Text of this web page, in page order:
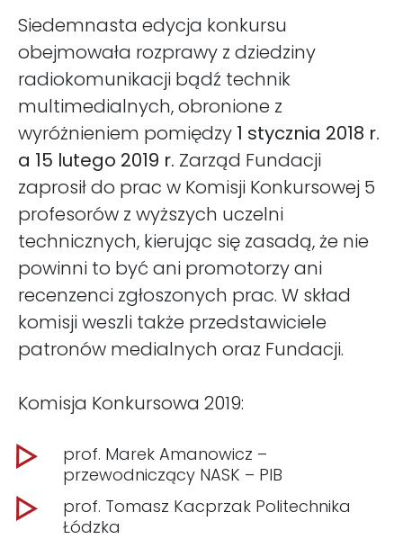
Siedemnasta edycja konkursu
obejmowała rozprawy z dziedziny
radiokomunikacji bądź technik
multimedialnych, obronione z
wyróżnieniem pomiędzy 1 stycznia 2018 r.
a 15 lutego 2019 r. Zarząd Fundacji
zaprosił do prac w Komisji Konkursowej 5
profesorów z wyższych uczelni
technicznych, kierując się zasadą, że nie
powinni to być ani promotorzy ani
recenzenci zgłoszonych prac. W skład
komisji weszli także przedstawiciele
patronów medialnych oraz Fundacji.
Komisja Konkursowa 2019:
prof. Marek Amanowicz –
przewodniczący NASK – PIB
prof. Tomasz Kacprzak Politechnika
Łódzka